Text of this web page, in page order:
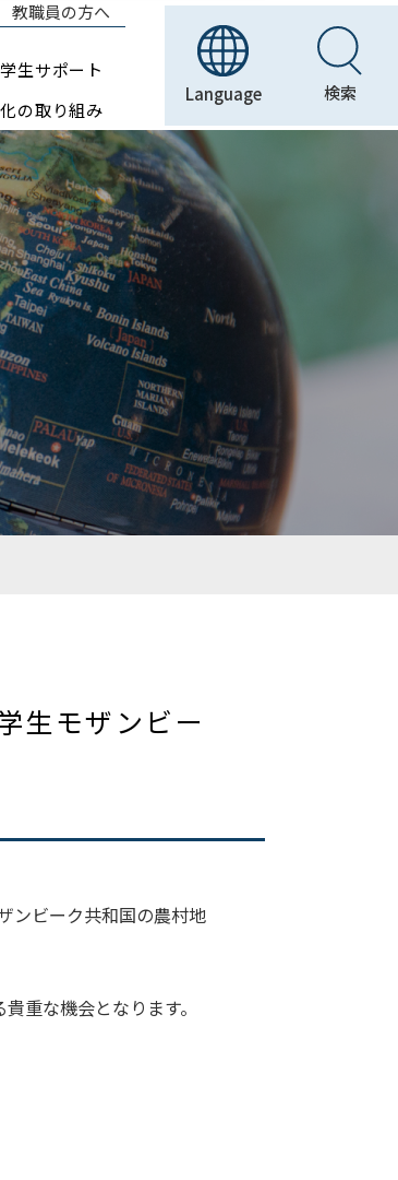
生サポート
の取り組み
教職員の方へ
Language 検索
生モザンビー
ンビーク共和国の農村地
重な機会となります。